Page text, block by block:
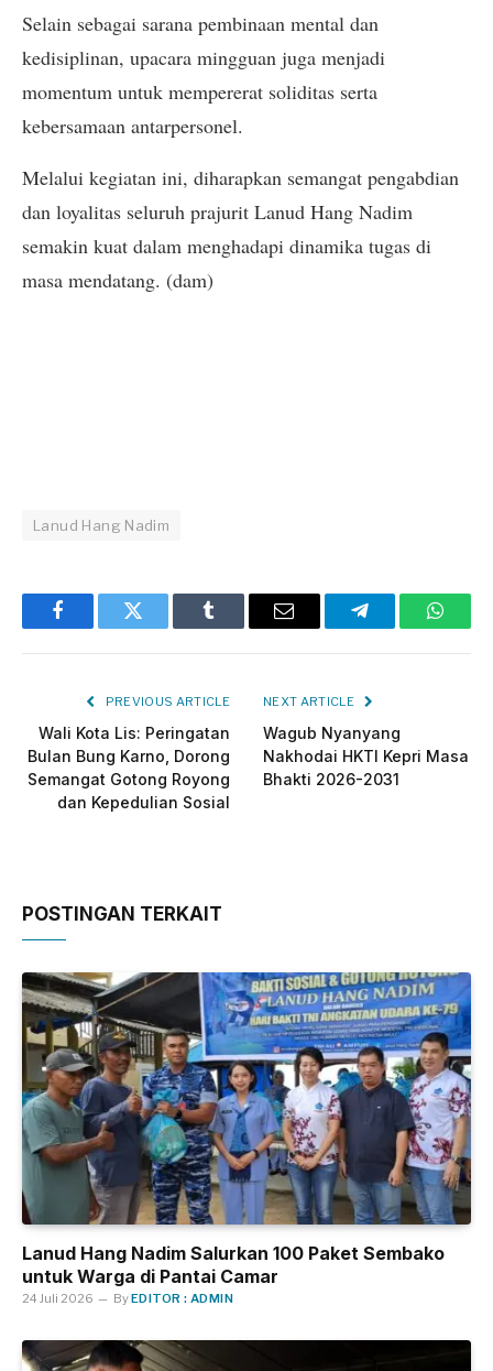
Selain sebagai sarana pembinaan mental dan
kedisiplinan, upacara mingguan juga menjadi
momentum untuk mempererat soliditas serta
kebersamaan antarpersonel.
Melalui kegiatan ini, diharapkan semangat pengabdian
dan loyalitas seluruh prajurit Lanud Hang Nadim
semakin kuat dalam menghadapi dinamika tugas di
masa mendatang. (dam)
Lanud Hang Nadim
FacebookTwitter Tumblr Email Telegram
PREVIOUS ARTICLE
Wali Kota Lis: Peringatan
Bulan Bung Karno, Dorong
Semangat Gotong Royong
dan Kepedulian Sosial
NEXT ARTICLE
Wagub Nyanyang
Nakhodai HKTI Kepri Masa
Bhakti 2026-2031
POSTINGAN TERKAIT
Lanud Hang Nadim Salurkan 100 Paket Sembako
untuk Warga di Pantai Camar
24 Juli 2026 ByEDITOR : ADMIN